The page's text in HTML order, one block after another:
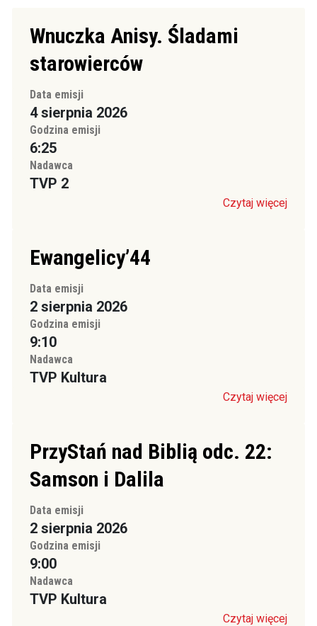
Wnuczka Anisy. Śladami
starowierców
Data emisji
4 sierpnia 2026
Godzina emisji
6:25
Nadawca
TVP 2
Czytaj więcej
Ewangelicy’44
Data emisji
2 sierpnia 2026
Godzina emisji
9:10
Nadawca
TVP Kultura
Czytaj więcej
PrzyStań nad Biblią odc. 22:
Samson i Dalila
Data emisji
2 sierpnia 2026
Godzina emisji
9:00
Nadawca
TVP Kultura
Czytaj więcej